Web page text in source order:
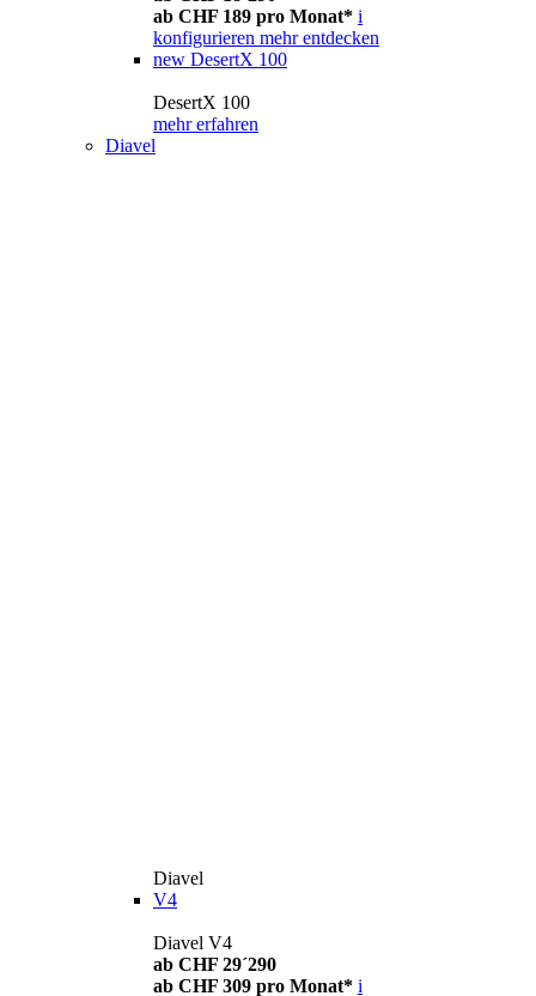
ab CHF 189 pro Monat* i
konfigurieren mehr entdecken
new DesertX 100
DesertX 100
mehr erfahren
Diavel
Diavel
V4
Diavel V4
ab CHF 29´290
ab CHF 309 pro Monat* i